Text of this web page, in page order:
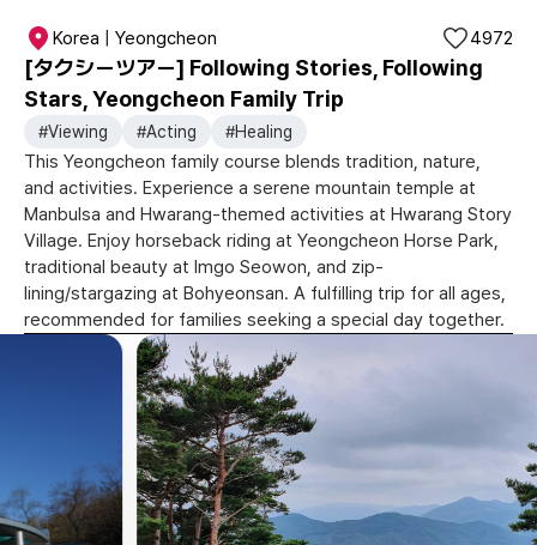
Korea | Yeongcheon
[タクシーツアー] Following Stories, Following
Stars, Yeongcheon Family Trip
4972
#Viewing #Acting #Healing
This Yeongcheon family course blends tradition, nature,
and activities. Experience a serene mountain temple at
Manbulsa and Hwarang-themed activities at Hwarang Story
Village. Enjoy horseback riding at Yeongcheon Horse Park,
traditional beauty at Imgo Seowon, and zip-
lining/stargazing at Bohyeonsan. A fulfilling trip for all ages,
recommended for families seeking a special day together.